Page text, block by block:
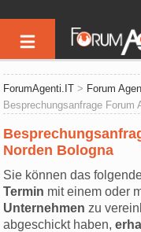
ForumAgenti.IT > Forum
Besprechungsanfrage Forum
Norden Bologna
Sie können das
Termin mit einem oder
Unternehmen zu
abgeschickt haben,